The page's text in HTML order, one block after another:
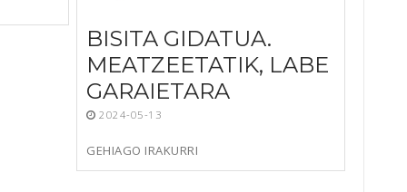
BISITA GIDATUA.
MEATZEETATIK, LABE
GARAIETARA
2024-05-13
GEHIAGO IRAKURRI